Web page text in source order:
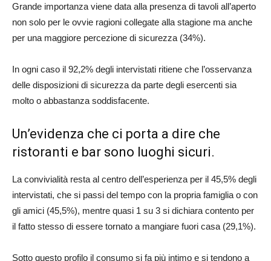
Grande importanza viene data alla presenza di tavoli all’aperto
non solo per le ovvie ragioni collegate alla stagione ma anche
per una maggiore percezione di sicurezza (34%).
In ogni caso il 92,2% degli intervistati ritiene che l’osservanza
delle disposizioni di sicurezza da parte degli esercenti sia
molto o abbastanza soddisfacente.
Un’evidenza che ci porta a dire che
ristoranti e bar sono luoghi sicuri.
La convivialità resta al centro dell’esperienza per il 45,5% degli
intervistati, che si passi del tempo con la propria famiglia o con
gli amici (45,5%), mentre quasi 1 su 3 si dichiara contento per
il fatto stesso di essere tornato a mangiare fuori casa (29,1%).
Sotto questo profilo il consumo si fa più intimo e si tendono a